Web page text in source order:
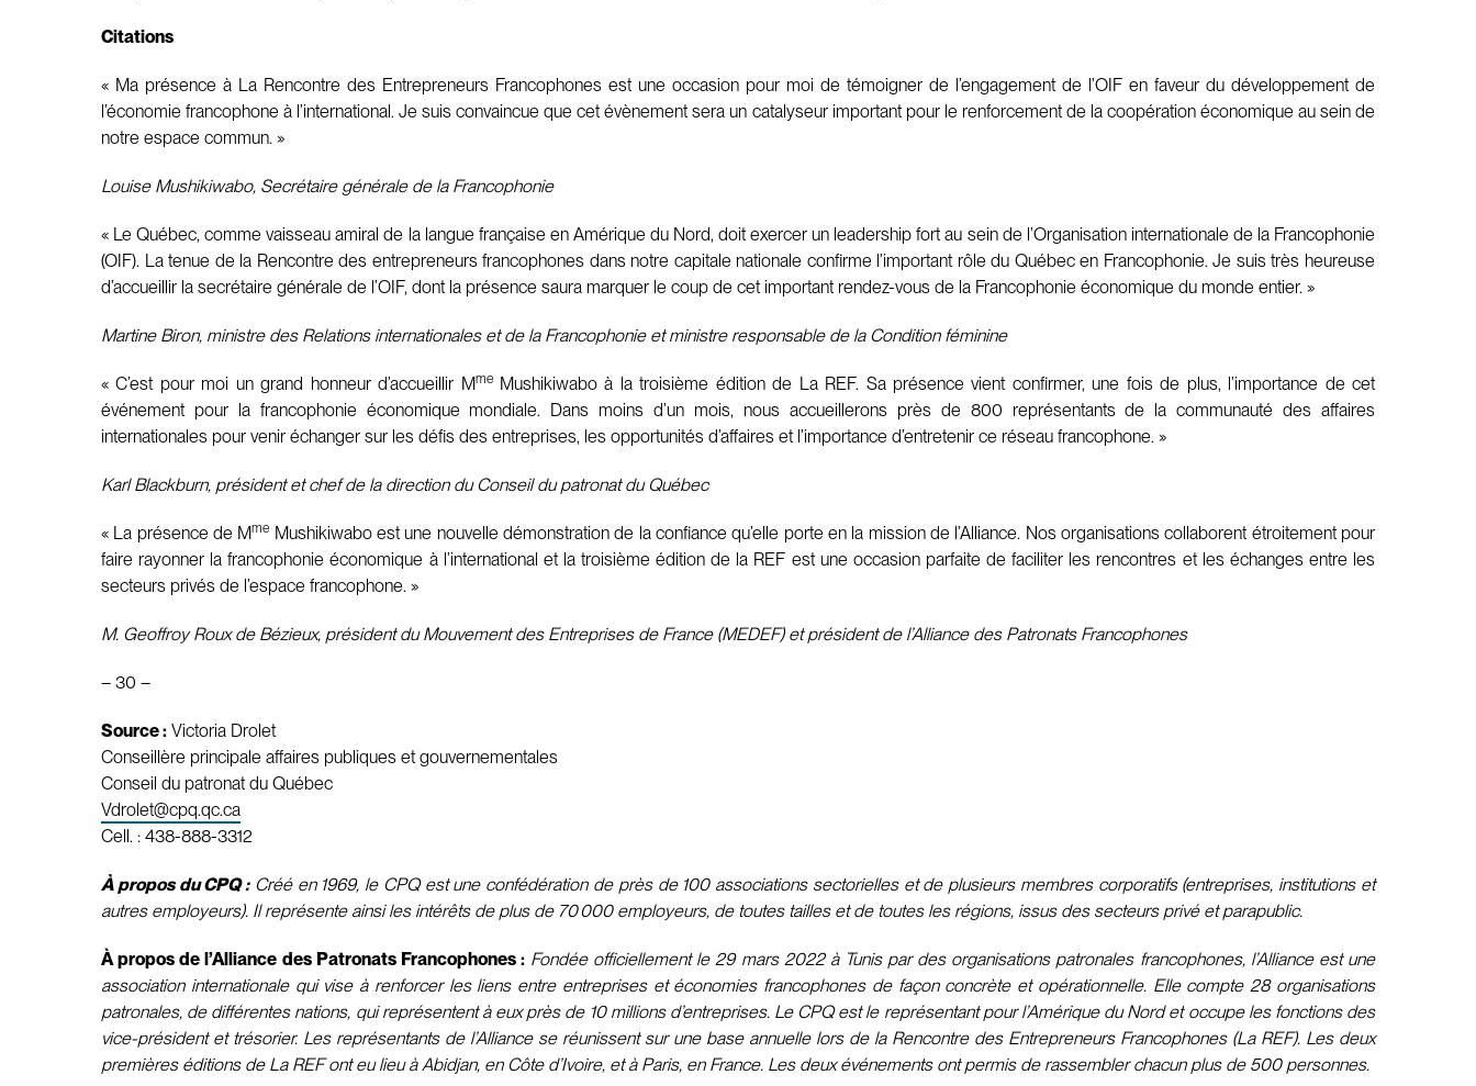
Citations
« Ma présence à La Rencontre des Entrepreneurs Francophones est une occasion pour moi de témoigner de l’engagement de l’OIF en faveur du développement de
l’économie francophone à l’international. Je suis convaincue que cet évènement sera un catalyseur important pour le renforcement de la coopération économique au sein de
notre espace commun. »
Louise Mushikiwabo, Secrétaire générale de la Francophonie
« Le Québec, comme vaisseau amiral de la langue française en Amérique du Nord, doit exercer un leadership fort au sein de l’Organisation internationale de la Francophonie
(OIF). La tenue de la Rencontre des entrepreneurs francophones dans notre capitale nationale confirme l’important rôle du Québec en Francophonie. Je suis très heureuse
d’accueillir la secrétaire générale de l’OIF, dont la présence saura marquer le coup de cet important rendez-vous de la Francophonie économique du monde entier. »
Martine Biron, ministre des Relations internationales et de la Francophonie et ministre responsable de la Condition féminine
« C’est pour moi un grand honneur d’accueillir MmeMushikiwabo à la troisième édition de La REF. Sa présence vient confirmer, une fois de plus, l’importance de cet
événement pour la francophonie économique mondiale. Dans moins d’un mois, nous accueillerons près de 800 représentants de la communauté des affaires
internationales pour venir échanger sur les défis des entreprises, les opportunités d’affaires et l’importance d’entretenir ce réseau francophone. »
Karl Blackburn, président et chef de la direction du Conseil du patronat du Québec
« La présence de Mme Mushikiwabo est une nouvelle démonstration de la confiance qu’elle porte en la mission de l’Alliance. Nos organisations collaborent étroitement pour
faire rayonner la francophonie économique à l’international et la troisième édition de la REF est une occasion parfaite de faciliter les rencontres et les échanges entre les
secteurs privés de l’espace francophone. »
M. Geoffroy Roux de Bézieux, président du Mouvement des Entreprises de France (MEDEF) et président de l’Alliance des Patronats Francophones
– 30 –
Source : Victoria Drolet
Conseillère principale affaires publiques et gouvernementales
Conseil du patronat du Québec
Vdrolet@cpq.qc.ca
Cell. : 438-888-3312
À propos du CPQ :Créé en 1969, le CPQ est une confédération de près de 100 associations sectorielles et de plusieurs membres corporatifs (entreprises, institutions et
autres employeurs). Il représente ainsi les intérêts de plus de 70 000 employeurs, de toutes tailles et de toutes les régions, issus des secteurs privé et parapublic.
À propos de l’Alliance des Patronats Francophones : Fondée officiellement le 29 mars 2022 à Tunis par des organisations patronales francophones, l’Alliance est une
association internationale qui vise à renforcer les liens entre entreprises et économies francophones de façon concrète et opérationnelle. Elle compte 28 organisations
patronales, de différentes nations, qui représentent à eux près de 10 millions d’entreprises. Le CPQ est le représentant pour l’Amérique du Nord et occupe les fonctions des
vice-président et trésorier. Les représentants de l’Alliance se réunissent sur une base annuelle lors de la Rencontre des Entrepreneurs Francophones (La REF). Les deux
premières éditions de La REF ont eu lieu à Abidjan, en Côte d’Ivoire, et à Paris, en France. Les deux événements ont permis de rassembler chacun plus de 500 personnes.